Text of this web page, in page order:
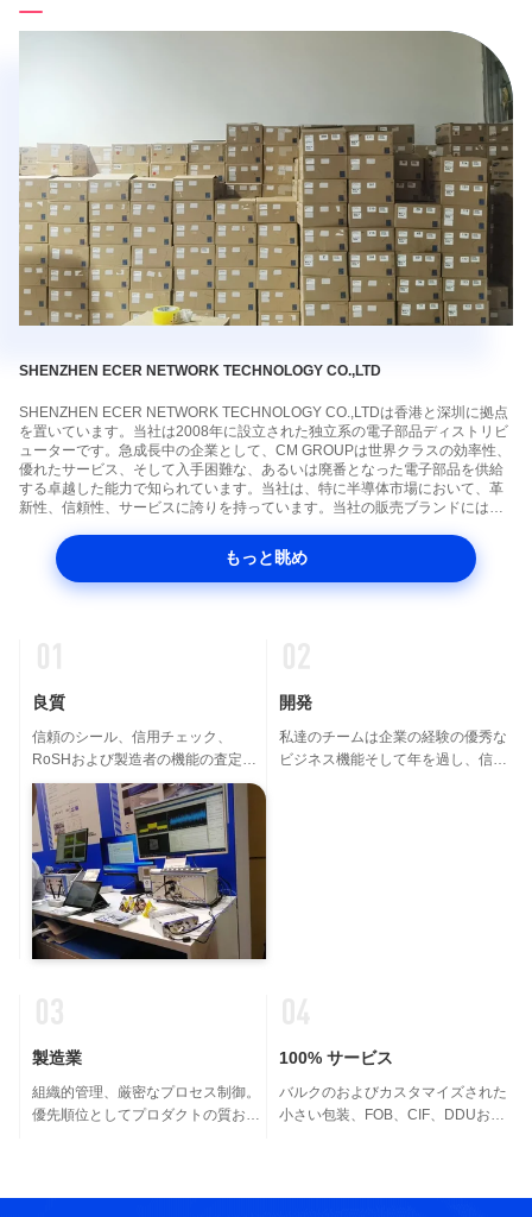
SHENZHEN ECER NETWORK TECHNOLOGY CO.,LTD
SHENZHEN ECER NETWORK TECHNOLOGY CO.,LTDは香港と深圳に拠点
を置いています。当社は2008年に設立された独立系の電子部品ディストリビ
ューターです。急成長中の企業として、CM GROUPは世界クラスの効率性、
優れたサービス、そして入手困難な、あるいは廃番となった電子部品を供給
する卓越した能力で知られています。当社は、特に半導体市場において、革
新性、信頼性、サービスに誇りを持っています。当社の販売ブランドには、
INSTRUMENTS、ON、TOSHIBA、MICROCHIP、CYPRESS、FREESCALE
などが含まれます。当社は、半導体から抵抗器、コンデンサ、ダイオード、
インダクタ、コネクタ、トランジスタ、センサーなどに至るまで、20万点以
もっと眺め
良質
信頼のシール、信用チェック、
RoSHおよび製造者の機能の査定。
会社は品質管理システムおよび専門
のテスト ラボを厳しく持っている。
開発
私達のチームは企業の経験の優秀な
ビジネス機能そして年を過し、信頼
製造業
組織的管理、厳密なプロセス制御。
優先順位としてプロダクトの質およ
100% サービス
バルクのおよびカスタマイズされた
小さい包装、FOB、CIF、DDUおよ